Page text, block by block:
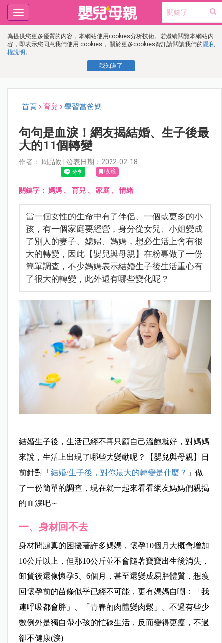
為提供您更多優質的內容，本網站使用cookies分析技術。若繼續閱覽本網站內
容，即表示您同意我們使用 cookies， 關於更多cookies資訊請閱讀我們的隱私
權說明 。
我知道了
Toggle
navigation
首頁 育兒 學習當爸媽
句句是血淚！網友揭結婚、生子後最
大的11個轉變
作者： 周品攸 | 發表日期：2022-02-18
收藏
關鍵字： 媽媽、 育兒、 家庭、情緒
當一個女性的生命中有了伴侶、一個或更多的小
孩，有一個家庭要經營，身分從女兒、小姐變成
了別人的妻子、媳婦、媽媽，想必生活上會有很
大的轉變，因此【嬰兒與母親】在粉專做了一份
簡單調查，不少媽媽表示結婚生子後生活重心有
了很大的轉變，此外還有哪些變化呢？
結婚生子後，生活已經不再只顧自己溫飽就好，對媽媽
來說，生活上出現了哪些大變動呢？【嬰兒與母親】日
前針對「 結婚/生子後，對你最大的轉變是什麼？ 」做
了一份簡單的調查，現在就一起來看看網友媽媽們親揭
的血淚吧～
一、身材回不去
身材問題真的困擾著許多媽媽，懷孕10個月大概會增加
10公斤以上，但那10公斤並不會隨著寶寶出生後消失，
卸貨後還像懷孕5、6個月，甚至還變成易胖體質，想瘦
回懷孕前的苗條似乎已經不可能，更有媽媽自嘲：「我
連呼吸都會胖」、「青春的肉體變肉鬆」。不過有些少
數例外是獨自帶小孩的忙碌生活，反而變得更瘦，不過
卻不健康(淚)